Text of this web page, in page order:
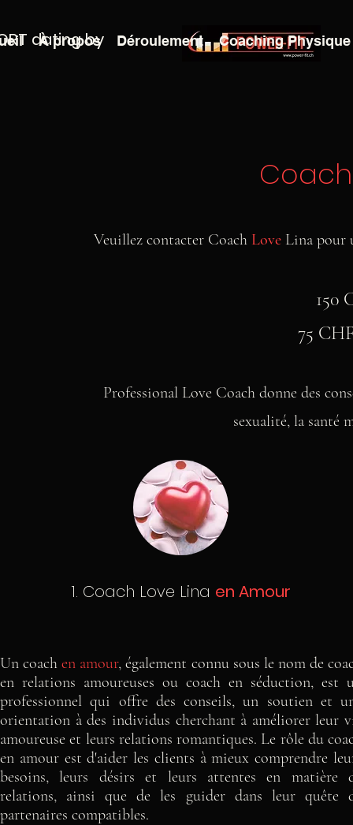
dating by
À propos Déroulement Coaching Physique
Veuillez contacter Coach Love Lina pour
150
75
Professional Love Coach donne des
sexualité, la santé
1. Coach Love Lina en Amour
Un coachen amour, également connu sous le nom de
en relations amoureuses ou coach en séduction, est
professionnel qui offre des conseils, un soutien et
orientation à des individus cherchant à améliorer leur
amoureuse et leurs relations romantiques. Le rôle du
en amour est d'aider les clients à mieux comprendre
besoins, leurs désirs et leurs attentes en matière
relations, ainsi que de les guider dans leur quête
partenaires compatibles.